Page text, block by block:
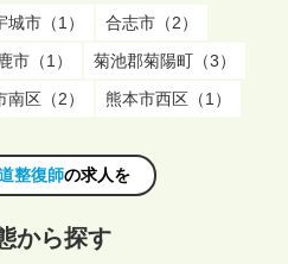
城市（1）
合志市（2）
市（1）
菊池郡菊陽町（3）
南区（2） 熊本市西区（1）
整復師の求人を
から探す